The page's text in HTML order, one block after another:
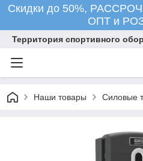
Скидки до 50%,
ОПТ и
Территория спортивного
Наши товары Силовые